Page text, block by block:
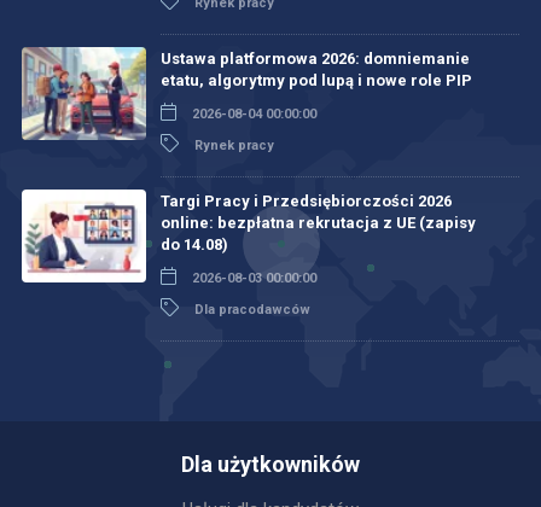
Ustawa platformowa 2026: domniemanie
etatu, algorytmy pod lupą i nowe role PIP
2026-08-04 00:00:00
Rynek pracy
Targi Pracy i Przedsiębiorczości 2026
online: bezpłatna rekrutacja z UE (zapisy
do 14.08)
2026-08-03 00:00:00
Dla pracodawców
Dla użytkowników